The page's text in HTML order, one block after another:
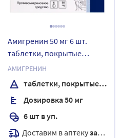
Амигренин 50 мг 6 шт.
таблетки, покрытые
пленочной оболочкой
АМИГРЕНИН
таблетки, покрытые пленочной оболочкой
Дозировка 50 мг
6 шт в уп.
Доставим в аптекузавтра